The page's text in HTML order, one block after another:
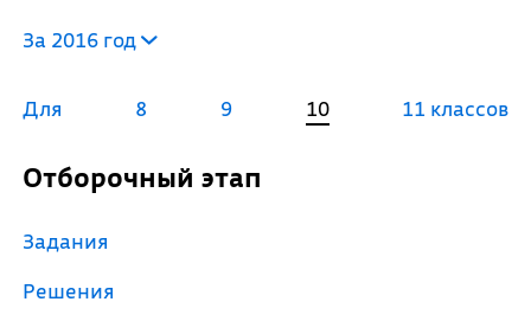
За 2016 год
Для 8 9 10 11 классов
Отборочный этап
Задания
Решения